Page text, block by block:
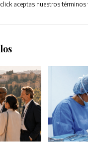
aceptas nuestros términos